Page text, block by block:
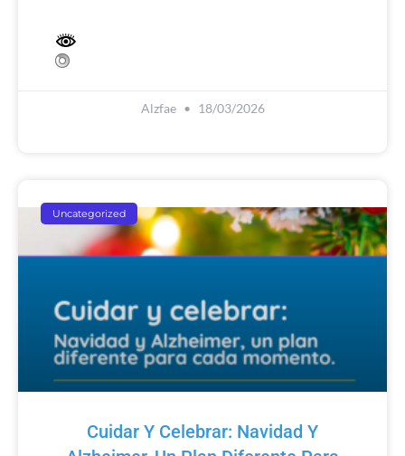
Alzfae 18/03/2026
Uncategorized
Cuidar Y Celebrar: Navidad Y